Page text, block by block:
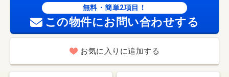
無料・簡単2項目！
この物件にお問い合わせする
お気に入りに追加する